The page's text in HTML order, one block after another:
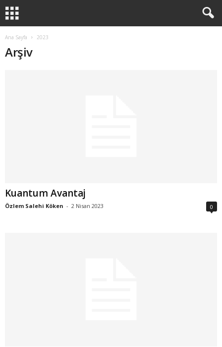
Ana Sayfa 2023
Arşiv
Kuantum Avantaj
Özlem Salehi Köken - 2 Nisan 2023 0